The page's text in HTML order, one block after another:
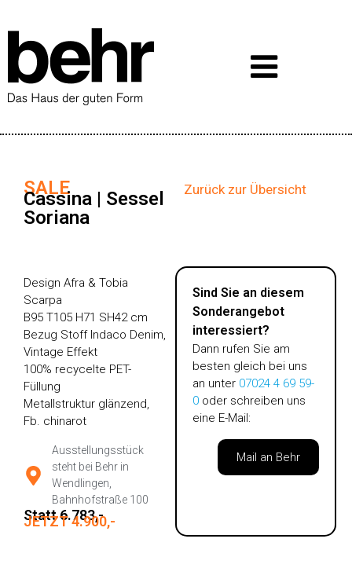
SALE
Cassina | Sessel
Soriana
Zurück zur Übersicht
Design Afra & Tobia
Scarpa
B95 T105 H71 SH42 cm
Bezug Stoff Indaco Denim,
Vintage Effekt
100% recycelte PET-
Füllung
Metallstruktur glänzend,
Fb. chinarot
Ausstellungsstück
steht bei Behr in
Wendlingen,
Bahnhofstraße 100
Statt 6.783,-
JETZT 4.900,-
Sind Sie an diesem
Sonderangebot
interessiert?
Dann rufen Sie am
besten gleich bei uns
an unter 07024 4 69 59-
0oder schreiben uns
eine E-Mail:
Mail an Behr